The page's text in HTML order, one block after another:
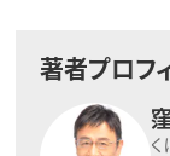
著者プロフ